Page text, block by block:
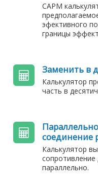
САРМ
эфективного
границы
Заменить в
Калькулятор
часть в
соединение
Калькулятор
сопротивление
параллельно.